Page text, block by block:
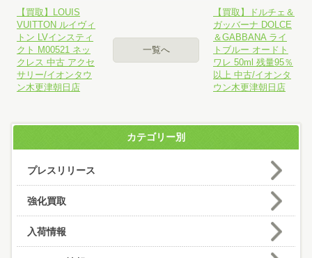
【買取】LOUIS
VUITTON ルイヴィ
トン LVインスティ
クト M00521 ネッ
クレス 中古 アクセ
サリー/イオンタウ
ン木更津朝日店
一覧へ
【買取】ドルチェ＆
ガッバーナ DOLCE
＆GABBANA ライ
トブルー オードト
ワレ 50ml 残量95％
以上 中古/イオンタ
ウン木更津朝日店
カテゴリー別
プレスリリース
強化買取
入荷情報